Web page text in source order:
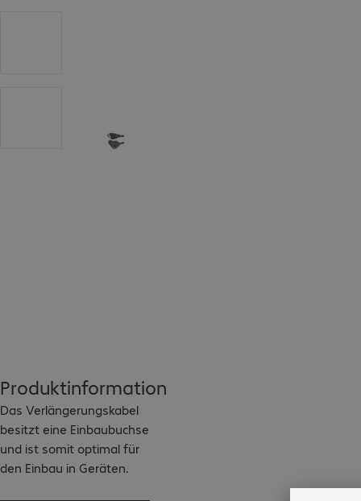
Produktinformation
Das Verlängerungskabel
besitzt eine Einbaubuchse
und ist somit optimal für
den Einbau in Geräten.